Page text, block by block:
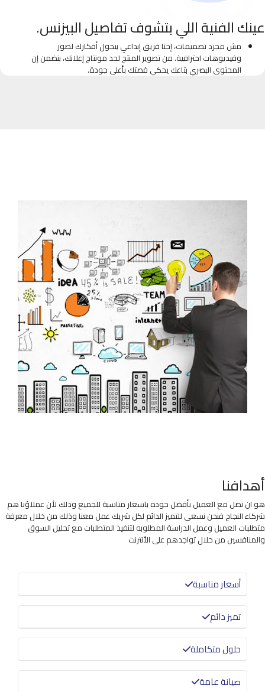
عينك الفنية اللي بتشوف تفاصيل البيزنس.
مش مجرد تصميمات، إحنا فريق إبداعي بيحول أفكارك لصور
وفيديوهات احترافية. من تصوير المنتج لحد مونتاج إعلانك، بنضمن إن
المحتوى البصري بتاعك يحكي قصتك بأعلى جودة.
أهدافنا
هو ان نصل مع العميل بأفضل جوده باسعار مناسبة للجميع وذلك لأن عملاؤنا هم
شركاء النجاح فنحن نسعى للتميز الدائم لكل شريك عمل معنا وذلك من خلال معرفة
متطلبات العميل وعمل الدراسة المطلوبه لتنفيذ المتطلبات مع تحليل السوق
والمنافسين من خلال تواجدهم على الأنترنت
أسعار مناسبة
تميز دائم
حلول متكاملة
صيانة عامة